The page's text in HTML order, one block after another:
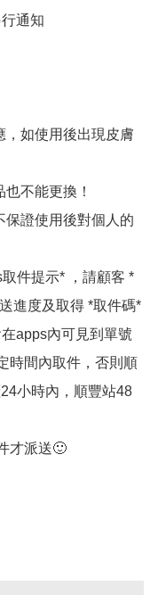
通知
，如使用後出現皮膚
不能更換！
保證使用後對個人的
件提示* ，請顧客 *
進度及取得 *取件碼*
apps內可見到單號
時間內取件，否則順
小時內，順豐站48
才派送🙂